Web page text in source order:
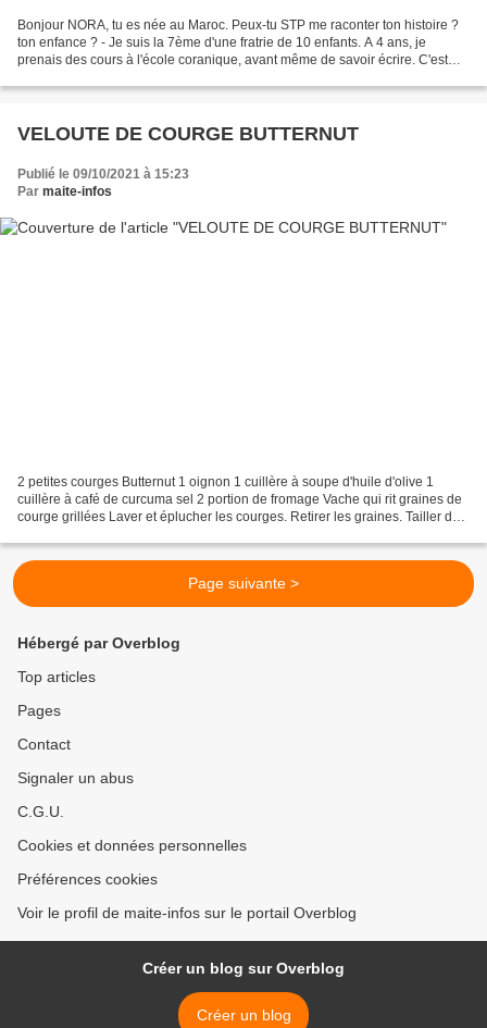
Bonjour NORA, tu es née au Maroc. Peux-tu STP me raconter ton histoire ?
ton enfance ? - Je suis la 7ème d'une fratrie de 10 enfants. A 4 ans, je
prenais des cours à l'école coranique, avant même de savoir écrire. C'est
VELOUTE DE COURGE BUTTERNUT
Publié le 09/10/2021 à 15:23
Par maite-infos
2 petites courges Butternut 1 oignon 1 cuillère à soupe d'huile d'olive 1
cuillère à café de curcuma sel 2 portion de fromage Vache qui rit graines de
courge grillées Laver et éplucher les courges. Retirer les graines. Tailler des
Page suivante >
Hébergé par Overblog
Top articles
Pages
Contact
Signaler un abus
C.G.U.
Cookies et données personnelles
Préférences cookies
Voir le profil de maite-infos sur le portail Overblog
Créer un blog sur Overblog
Créer un blog